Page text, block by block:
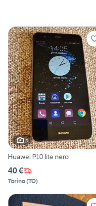
5
Huawei P10 lite nero
40 €
Torino(TO)